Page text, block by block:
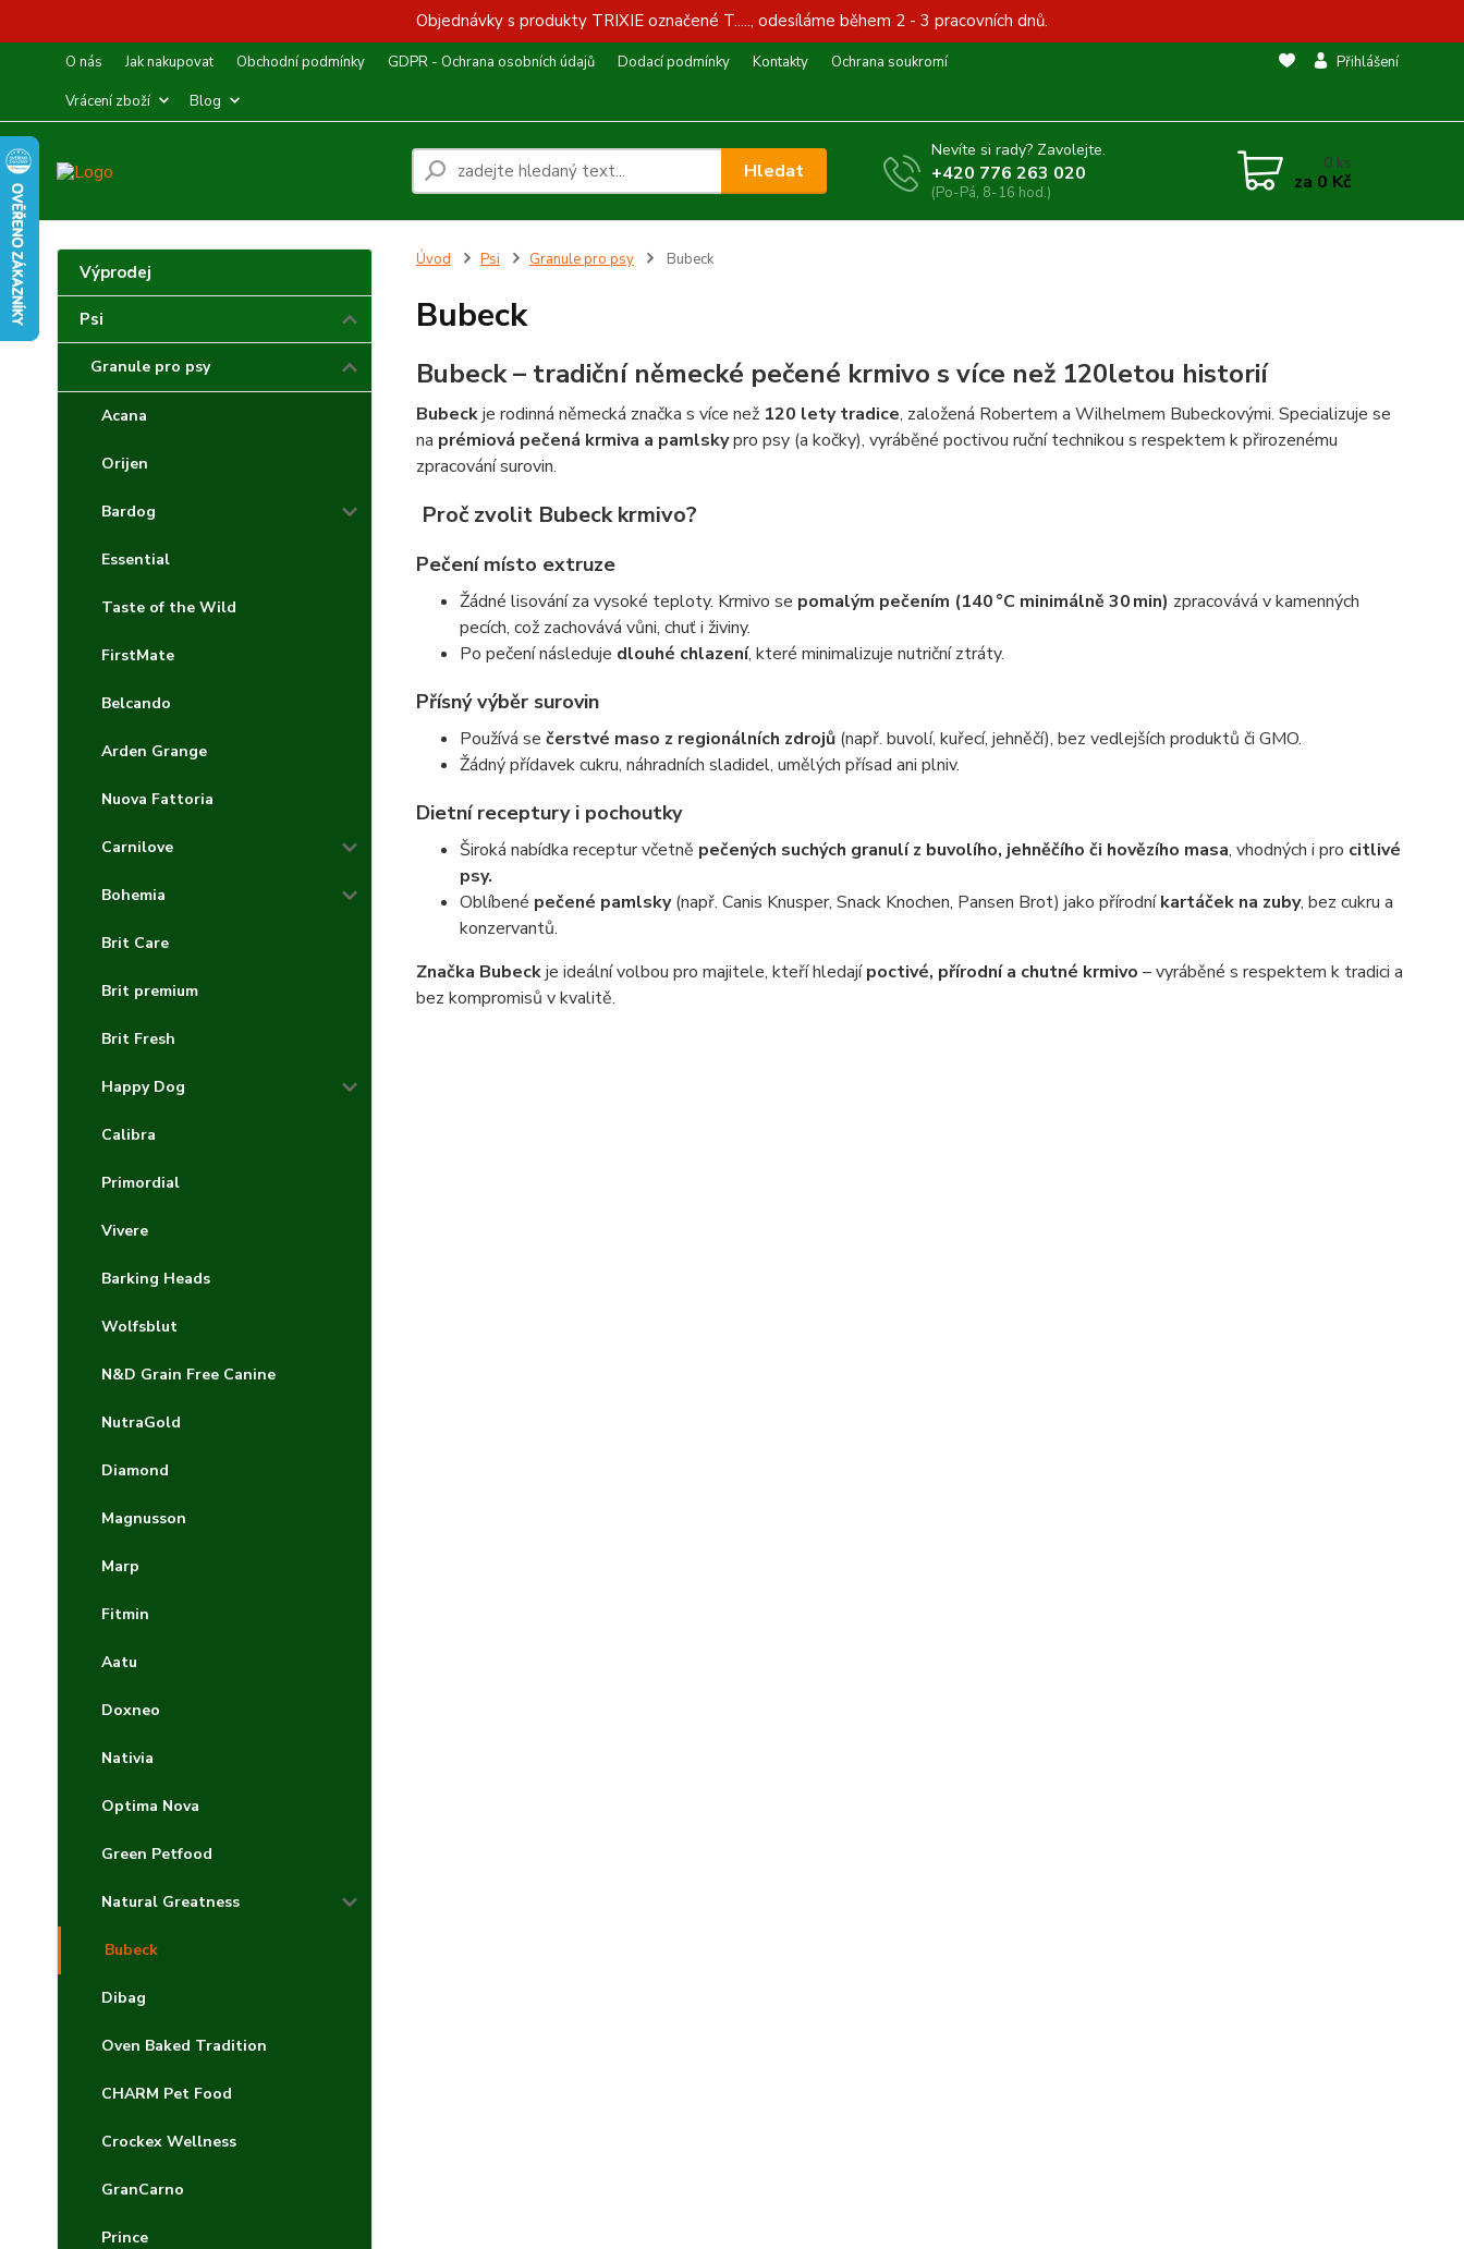
Objednávky s produkty TRIXIE označené T....., odesíláme během 2 - 3 pracovních dnů.
O nás Jak nakupovat Obchodní podmínky GDPR - Ochrana osobních údajů Dodací podmínky Kontakty
Ochrana soukromí
Vrácení zboží
Blog
Přihlášení
Hledat
Nevíte si rady? Zavolejte.
+420 776 263 020
(Po-Pá, 8-16 hod.)
0 ks
za 0 Kč
Výprodej
Psi
Granule pro psy
Acana
Orijen
Bardog
Essential
Taste of the Wild
FirstMate
Belcando
Arden Grange
Nuova Fattoria
Carnilove
Bohemia
Brit Care
Brit premium
Brit Fresh
Happy Dog
Calibra
Primordial
Vivere
Barking Heads
Wolfsblut
N&D Grain Free Canine
NutraGold
Diamond
Magnusson
Marp
Fitmin
Aatu
Doxneo
Nativia
Optima Nova
Green Petfood
Natural Greatness
Bubeck
Dibag
Oven Baked Tradition
CHARM Pet Food
Crockex Wellness
GranCarno
Prince
Úvod Psi Granule pro psy Bubeck
Bubeck
Bubeck – tradiční německé pečené krmivo s více než 120letou historií
Bubeckje rodinná německá značka s více než 120 lety tradice, založená Robertem a Wilhelmem Bubeckovými. Specializuje se
na prémiová pečená krmiva a pamlskypro psy (a kočky), vyráběné poctivou ruční technikou s respektem k přirozenému
zpracování surovin.
Proč zvolit Bubeck krmivo?
Pečení místo extruze
Žádné lisování za vysoké teploty. Krmivo se pomalým pečením (140 °C minimálně 30 min) zpracovává v kamenných
pecích, což zachovává vůni, chuť i živiny.
Po pečení následuje dlouhé chlazení, které minimalizuje nutriční ztráty.
Přísný výběr surovin
Používá se čerstvé maso z regionálních zdrojů(např. buvolí, kuřecí, jehněčí), bez vedlejších produktů či GMO.
Žádný přídavek cukru, náhradních sladidel, umělých přísad ani plniv.
Dietní receptury i pochoutky
Široká nabídka receptur včetně pečených suchých granulí z buvolího, jehněčího či hovězího masa, vhodných i pro citlivé
psy.
Oblíbené pečené pamlsky(např. Canis Knusper, Snack Knochen, Pansen Brot) jako přírodníkartáček na zuby, bez cukru a
konzervantů.
Značka Bubeckje ideální volbou pro majitele, kteří hledajípoctivé, přírodní a chutné krmivo – vyráběné s respektem k tradici a
bez kompromisů v kvalitě.